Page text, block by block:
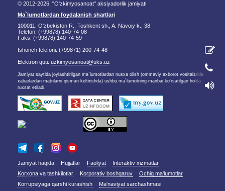
© 2012-2026, "O'zkimyosanoat" aksiyadorlik jamiyati
Ma`lumotlardan foydalanish shartlari
100011, O'zbekiston R., Toshkent sh., A. Navoiy k., 38
Telefon: (+99878) 140-74-08
Faks: (+99878) 140-74-59
Ishonch telefoni: (+99871) 200-74-48
Elektron quti: uzkimyosanoat@uks.uz
Jamiyat saytida joylashtirilgan ma`lumotlardan nusxa olish (ommaviy axborot vositalarida
xabarlardan matnlarni qisman keltirishda) ushbu ma`lumotning manbai ko'rsatilgan holda
ruxsat etiladi.
Jamiyat haqida Hujjatlar Faoliyat
Interaktiv xizmatlar
Korxona va tashkilotlar
Korporativ boshqaruv
Ochiq ma'lumotlar
Korrupsiyaga qarshi kurashish
Ma'naviyat sarchashmasi